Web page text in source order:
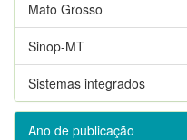
Mato Grosso
Sinop-MT
Sistemas integrados
Ano de publicação